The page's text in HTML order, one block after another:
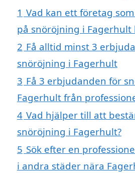
1 Vad kan ett företag
på snöröjning i Fagerhult
2 Få alltid minst 3
snöröjning i Fagerhult
3 Få 3 erbjudanden för
Fagerhult från
4 Vad hjälper till att
snöröjning i Fagerhult?
5 Sök efter en
i andra städer nära